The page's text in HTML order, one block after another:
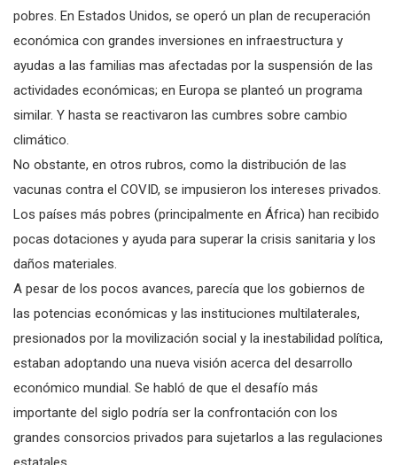
pobres. En Estados Unidos, se operó un plan de recuperación
económica con grandes inversiones en infraestructura y
ayudas a las familias mas afectadas por la suspensión de las
actividades económicas; en Europa se planteó un programa
similar. Y hasta se reactivaron las cumbres sobre cambio
climático.
No obstante, en otros rubros, como la distribución de las
vacunas contra el COVID, se impusieron los intereses privados.
Los países más pobres (principalmente en África) han recibido
pocas dotaciones y ayuda para superar la crisis sanitaria y los
daños materiales.
A pesar de los pocos avances, parecía que los gobiernos de
las potencias económicas y las instituciones multilaterales,
presionados por la movilización social y la inestabilidad política,
estaban adoptando una nueva visión acerca del desarrollo
económico mundial. Se habló de que el desafío más
importante del siglo podría ser la confrontación con los
grandes consorcios privados para sujetarlos a las regulaciones